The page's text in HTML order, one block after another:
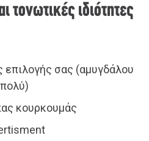
τονωτικές ιδιότητες
επιλογής σας (αμυγδάλου
κουρκουμάς